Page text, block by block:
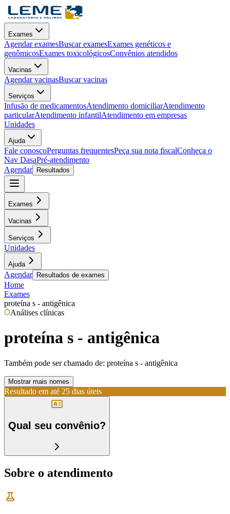
Exames
Agendar examesBuscar examesExames genéticos e
genômicosExames toxicológicosConvênios atendidos
Vacinas
Agendar vacinasBuscar vacinas
Serviços
Infusão de medicamentosAtendimento domiciliarAtendimento
particularAtendimento infantilAtendimento em empresas
Unidades
Ajuda
Fale conoscoPerguntas frequentesPeça sua nota fiscalConheça o
Nav DasaPré-atendimento
Agendar
Resultados
Exames
Vacinas
Serviços
Unidades
Ajuda
Agendar Resultados de exames
Home
Exames
proteína s - antigênica
Análises clínicas
proteína s - antigênica
Também pode ser chamado de: proteína s - antigênica
Mostrar mais nomes
Resultado em até 25 dias úteis
Qual seu convênio?
Sobre o atendimento